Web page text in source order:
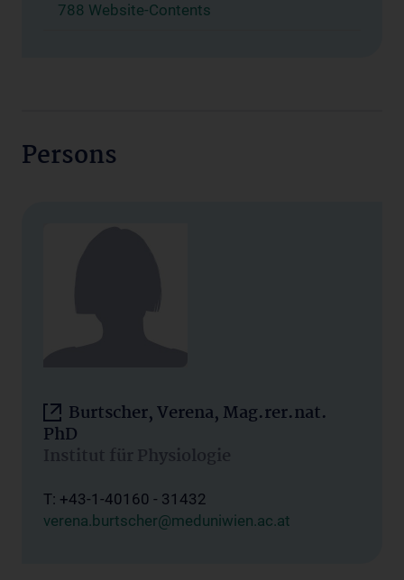
788 Website-Contents
Persons
Burtscher, Verena, Mag.rer.nat.
PhD
Institut für Physiologie
T: +43-1-40160 - 31432
verena.burtscher@meduniwien.ac.at